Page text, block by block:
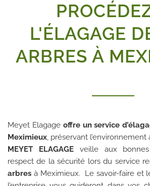
L'ÉLAGAGE
ARBRES À
Meyet Elagage offre un service
Meximieux, préservant l’environnement
MEYET ELAGAGEveille aux
respect de la sécurité lors du service
arbres à Meximieux. Le savoir-faire et